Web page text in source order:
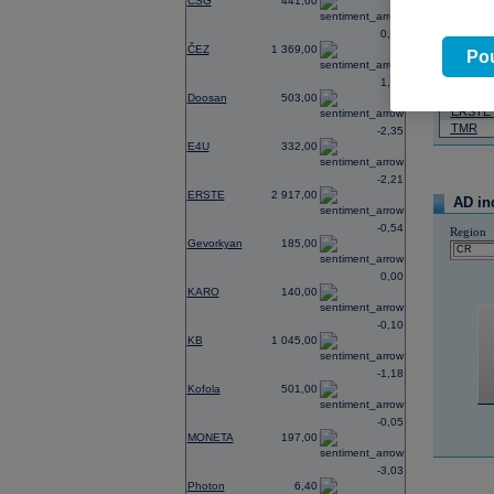
ČEZ 1 369,00
0,74
Doosan 503,00
1,21
E4U 332,00
-2,35
ERSTE 2 917,00
-2,21
Gevorkyan 185,00
-0,54
KARO 140,00
0,00
KB 1 045,00
-0,10
Kofola 501,00
-1,18
MONETA 197,00
-0,05
Photon 6,40
-3,03
Název
ČEZ
ERSTE
TMR
AD
Region